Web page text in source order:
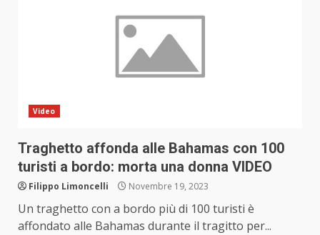
Video
Traghetto affonda alle Bahamas con 100
turisti a bordo: morta una donna VIDEO
Filippo Limoncelli Novembre 19, 2023
Un traghetto con a bordo più di 100 turisti è
affondato alle Bahamas durante il tragitto per...